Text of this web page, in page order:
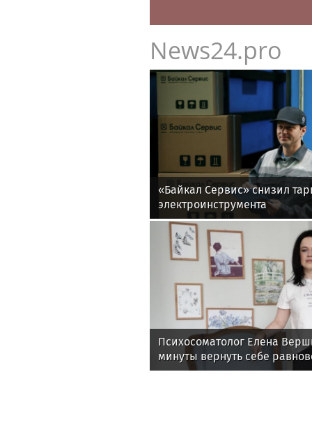
News24.pro
«Байкал Сервис» снизил
электроинструмента
Психосоматолог Елена
минуты вернуть себе